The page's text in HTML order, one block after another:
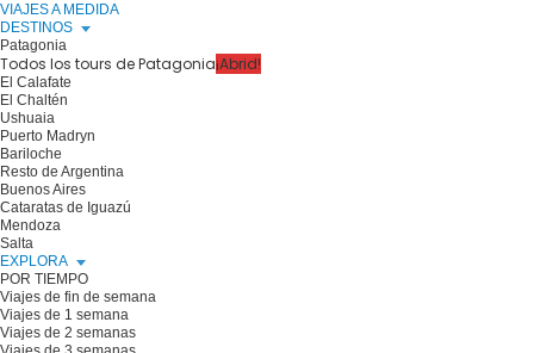
VIAJES A MEDIDA
DESTINOS
Patagonia
Todos los tours de Patagonia¡Abrid!
El Calafate
El Chaltén
Ushuaia
Puerto Madryn
Bariloche
Resto de Argentina
Buenos Aires
Cataratas de Iguazú
Mendoza
Salta
EXPLORA
POR TIEMPO
Viajes de fin de semana
Viajes de 1 semana
Viajes de 2 semanas